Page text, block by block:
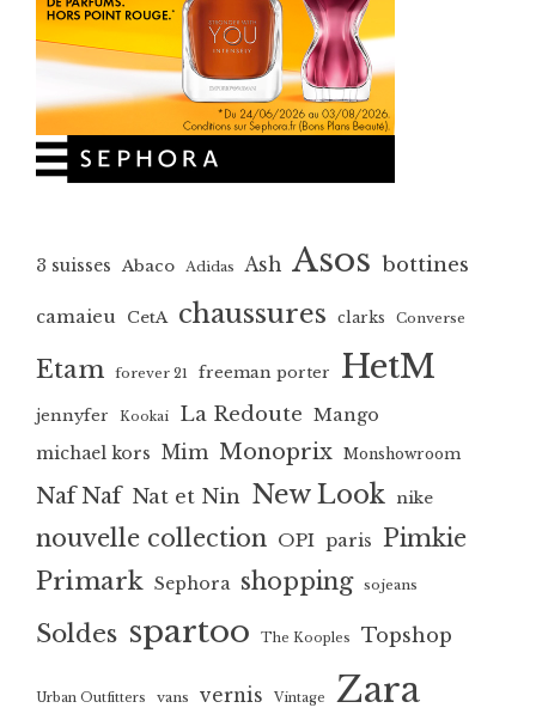
3 suisses Abaco Adidas Ash Asos bottines
camaieu CetA chaussures clarks Converse
Etam forever 21 freeman porter HetM
jennyfer Kookai La Redoute Mango
michael kors Mim Monoprix Monshowroom
Naf Naf Nat et Nin New Look nike
nouvelle collection OPI paris Pimkie
Primark Sephora shopping sojeans
Soldes spartoo The Kooples Topshop
Urban Outfitters vans vernis Vintage Zara